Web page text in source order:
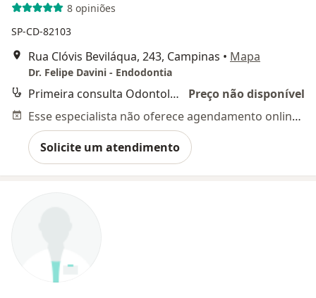
8 opiniões
SP-CD-82103
Rua Clóvis Beviláqua, 243, Campinas • Mapa
Dr. Felipe Davini - Endodontia
Primeira consulta Odontológica
Preço não disponível
Esse especialista não oferece agendamento online para esse endereço.
Solicite um atendimento